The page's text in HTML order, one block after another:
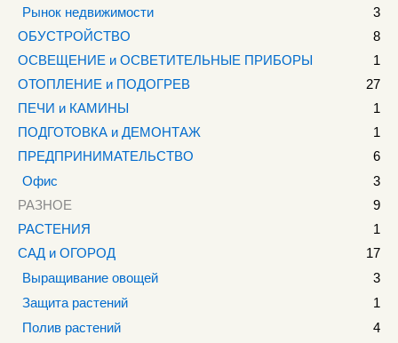
Рынок недвижимости
3
ОБУСТРОЙСТВО
8
ОСВЕЩЕНИЕ и ОСВЕТИТЕЛЬНЫЕ ПРИБОРЫ
1
ОТОПЛЕНИЕ и ПОДОГРЕВ
27
ПЕЧИ и КАМИНЫ
1
ПОДГОТОВКА и ДЕМОНТАЖ
1
ПРЕДПРИНИМАТЕЛЬСТВО
6
Офис
3
РАЗНОЕ
9
РАСТЕНИЯ
1
САД и ОГОРОД
17
Выращивание овощей
3
Защита растений
1
Полив растений
4